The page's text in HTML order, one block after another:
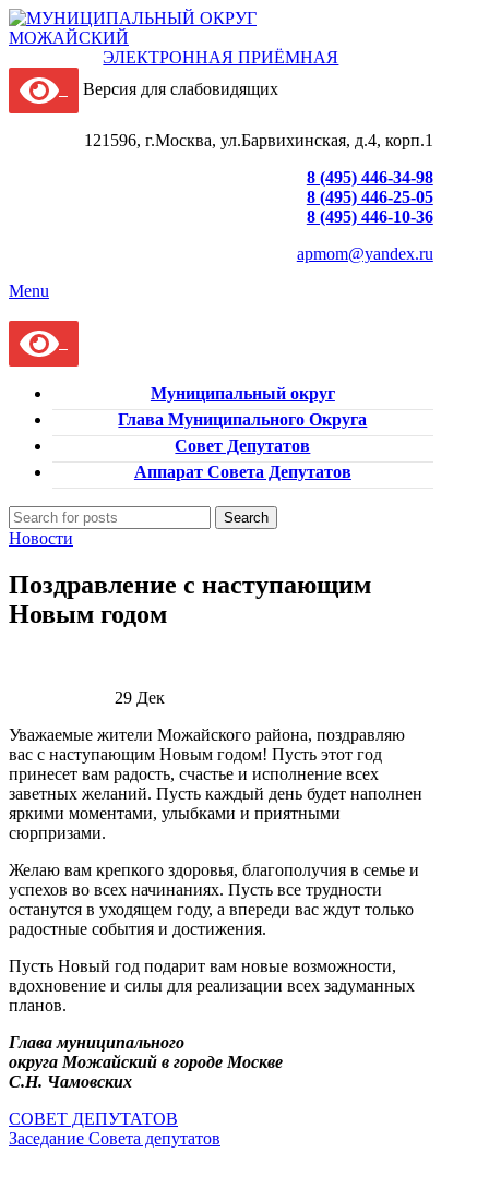
ЭЛЕКТРОННАЯ ПРИЁМНАЯ
Версия для слабовидящих
121596, г.Москва, ул.Барвихинская, д.4, корп.1
8 (495) 446-34-98
8 (495) 446-25-05
8 (495) 446-10-36
apmom@yandex.ru
Menu
Муниципальный округ
Глава Муниципального Округа
Совет Депутатов
Аппарат Совета Депутатов
Search
Новости
Поздравление с наступающим
Новым годом
29 Дек
Уважаемые жители Можайского района, поздравляю
вас с наступающим Новым годом! Пусть этот год
принесет вам радость, счастье и исполнение всех
заветных желаний. Пусть каждый день будет наполнен
яркими моментами, улыбками и приятными
сюрпризами.
Желаю вам крепкого здоровья, благополучия в семье и
успехов во всех начинаниях. Пусть все трудности
останутся в уходящем году, а впереди вас ждут только
радостные события и достижения.
Пусть Новый год подарит вам новые возможности,
вдохновение и силы для реализации всех задуманных
планов.
Глава муниципального
округа Можайский в городе Москве
С.Н. Чамовских
СОВЕТ ДЕПУТАТОВ
Заседание Совета депутатов